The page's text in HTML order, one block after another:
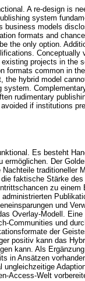
A re-design is
system
business models
formats and
the only option.
projects in the
formats common in
the hybrid model
rudimentary
if institutions
Es besteht
Der
traditioneller
faktische Stärke
zu
und
Overlay-Modell.
Communities und
der
positiv kann das
kann. Als
in Ansätzen
ungleichzeitige
Access-Welt